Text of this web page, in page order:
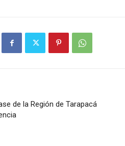
de la Región de Tarapacá